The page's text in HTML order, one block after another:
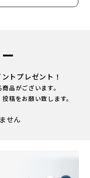
トプレゼント！
品がございます。
稿をお願い致します。
せん